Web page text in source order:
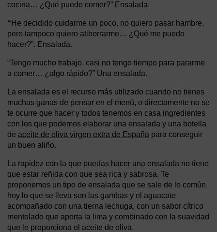
cocina… ¿Qué puedo comer?” Ensalada.
“ He decidido cuidarme un poco, no quiero pasar hambre,
pero tampoco quiero atiborrarme… ¿Qué me puedo
hacer?”. Ensalada.
“Tengo mucho trabajo, casi no tengo tiempo para pararme
a comer… ¿algo rápido?” Una ensalada.
La ensalada es el recurso más utilizado cuando no tienes
muchas ganas de pensar en el menú, o directamente no se
te ocurre que hacer y todos tenemos en casa ingredientes
con los que podemos elaborar una ensalada y una botella
de aceite de oliva virgen extra de España para conseguir
un buen aliño.
La rapidez con la que puedas hacer una ensalada no tiene
que estar reñida con que sea rica y sabrosa. Te
proponemos un tipo de ensalada que se sale de lo común,
hoy lo que se lleva son las gambas y el aguacate
acompañado con una tierna lechuga, con un sabor cítrico
mentolado que aporta la lima y combinado con la suavidad
que le proporciona el aceite de oliva.